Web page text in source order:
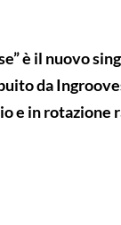
è il nuovo
da
e in rotazione